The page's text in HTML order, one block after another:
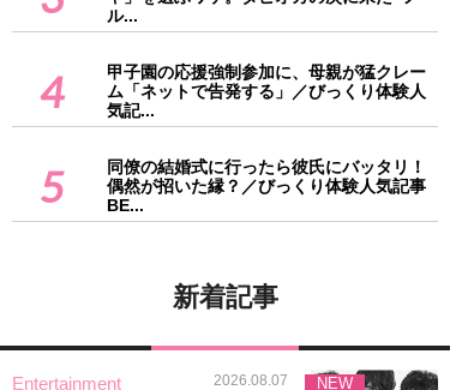
ル...
4
甲子園の応援強制参加に、母親が猛クレー
ム「ネットで告発する」／びっくり体験人
気記...
5
同僚の結婚式に行ったら彼氏にバッタリ！
偶然が招いた縁？／びっくり体験人気記事
BE...
新着記事
Entertainment 2026.08.07 NEW